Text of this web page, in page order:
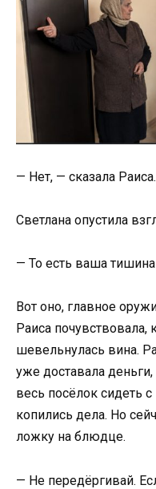
— Нет, — сказала
Светлана опустила
— То есть ваша
Вот оно, главное
Раиса
шевельнулась вина.
уже доставала
весь посёлок сидеть
копились дела. Но
ложку на блюдце.
— Не передёргивай.